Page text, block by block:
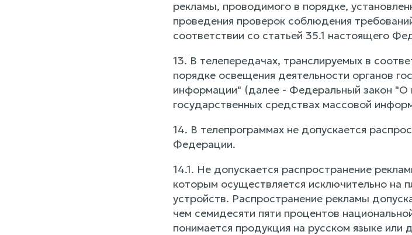
рекламы, проводимого в порядке,
проведения проверок соблюдения
соответствии со статьей 35.1 настоящего
13. В телепередачах, транслируемых в
порядке освещения деятельности органов
информации" (далее - Федеральный закон "О
государственных средствах массовой
14. В телепрограммах не допускается
Федерации.
14.1. Не допускается распространение
которым осуществляется исключительно на
устройств. Распространение рекламы
чем семидесяти пяти процентов
понимается продукция на русском языке